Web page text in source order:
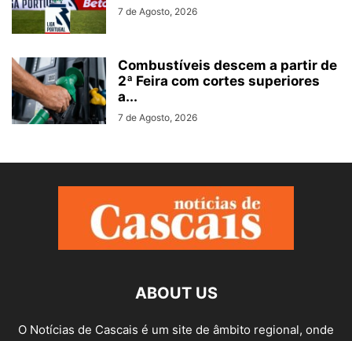
7 de Agosto, 2026
Combustíveis descem a partir de
2ª Feira com cortes superiores
a...
7 de Agosto, 2026
ABOUT US
O Notícias de Cascais é um site de âmbito regional, onde